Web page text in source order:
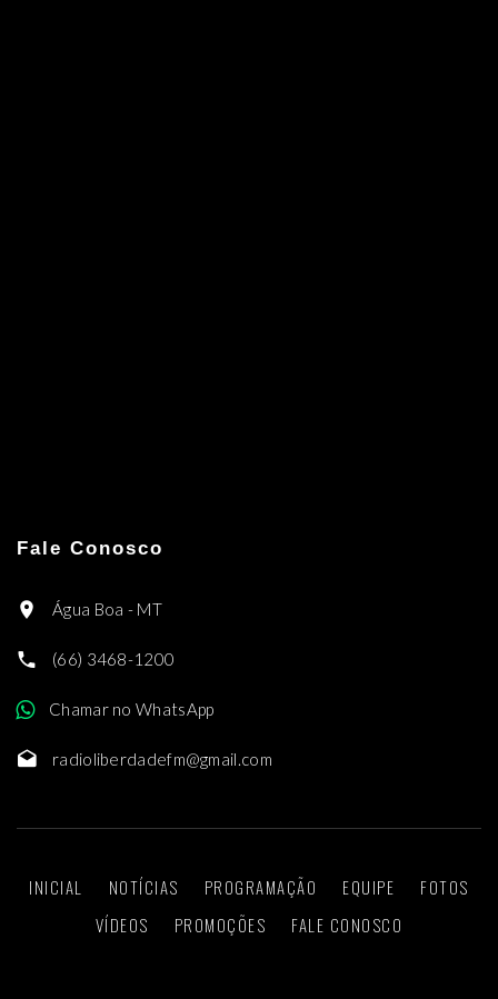
Fale Conosco
Água Boa - MT
(66) 3468-1200
Chamar no WhatsApp
radioliberdadefm@gmail.com
INICIAL NOTÍCIAS PROGRAMAÇÃO EQUIPE
FOTOS
VÍDEOS
PROMOÇÕES FALE CONOSCO